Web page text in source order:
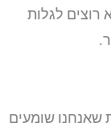
רוצים לגלות
שאנחנו שומעים